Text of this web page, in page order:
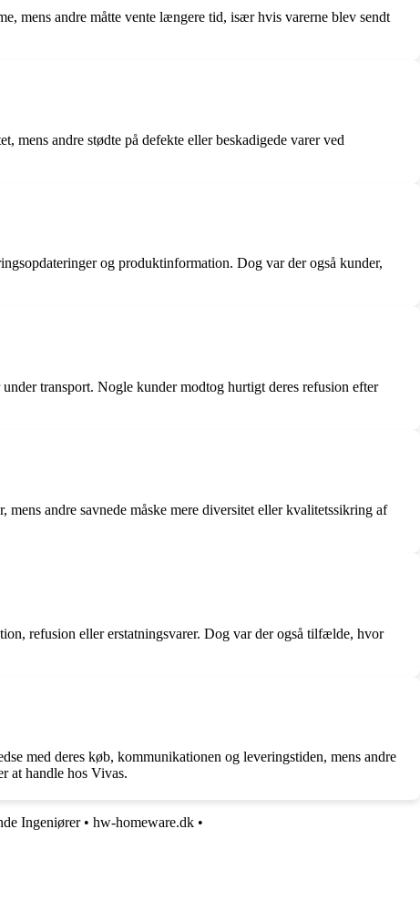
mens andre måtte vente længere tid, især hvis varerne blev sendt
andre stødte på defekte eller beskadigede varer ved
og produktinformation. Dog var der også kunder,
transport. Nogle kunder modtog hurtigt deres refusion efter
andre savnede måske mere diversitet eller kvalitetssikring af
refusion eller erstatningsvarer. Dog var der også tilfælde, hvor
med deres køb, kommunikationen og leveringstiden, mens andre
at handle hos Vivas.
Ingeniører• hw-homeware.dk •